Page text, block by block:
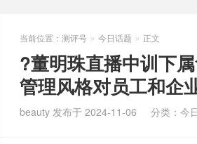
当前位置： 测评号 > 今日话题 > 正文
?董明珠直播中训下
管理风格对员工和企
beauty 发布于 2024-11-06 分类： 今